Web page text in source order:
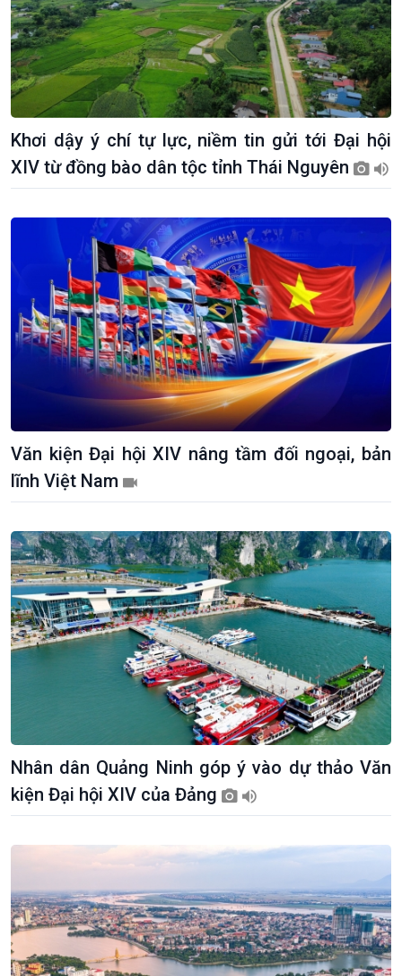
Dòng chảy Kinh tế
Sức sống hàng Việt
Khởi nghiệp
Tuyên chiến với gian lận
Nông nghiệp & Biển đảo
Tin Nông nghiệp & Biển
đảo
Mùa vàng
Biển đảo Việt Nam
Tâm tình biên giới và hải
đảo
Nam
Khơi dậy ý chí tự lực, niềm tin gửi tới Đại hội
XIV từ đồng bào dân tộc tỉnh Thái Nguyên
Văn kiện Đại hội XIV nâng tầm đối ngoại, bản
lĩnh Việt Nam
Nhân dân Quảng Ninh góp ý vào dự thảo Văn
kiện Đại hội XIV của Đảng